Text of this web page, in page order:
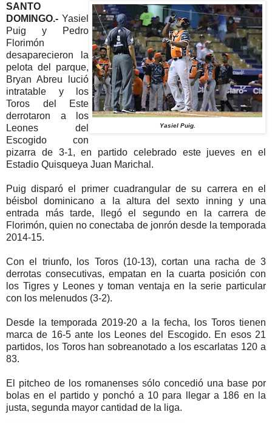
Yasiel Puig.
SANTO
DOMINGO.- Yasiel
Puig y Pedro
Florimón
desaparecieron la
pelota del parque,
Bryan Abreu lució
intratable y los
Toros del Este
derrotaron a los
Leones del
Escogido con
pizarra de 3-1, en partido celebrado este jueves en el
Estadio Quisqueya Juan Marichal.
Puig disparó el primer cuadrangular de su carrera en el
béisbol dominicano a la altura del sexto inning y una
entrada más tarde, llegó el segundo en la carrera de
Florimón, quien no conectaba de jonrón desde la temporada
2014-15.
Con el triunfo, los Toros (10-13), cortan una racha de 3
derrotas consecutivas, empatan en la cuarta posición con
los Tigres y Leones y toman ventaja en la serie particular
con los melenudos (3-2).
Desde la temporada 2019-20 a la fecha, los Toros tienen
marca de 16-5 ante los Leones del Escogido. En esos 21
partidos, los Toros han sobreanotado a los escarlatas 120 a
83.
El pitcheo de los romanenses sólo concedió una base por
bolas en el partido y ponchó a 10 para llegar a 186 en la
justa, segunda mayor cantidad de la liga.